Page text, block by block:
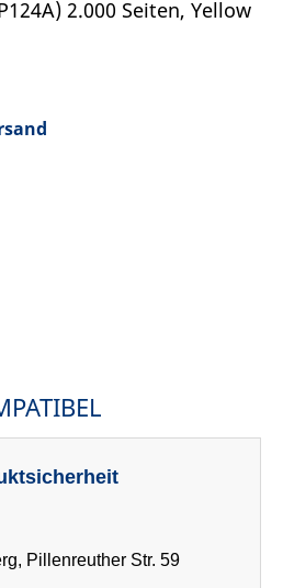
2.000 Seiten, Yellow
Pillenreuther Str. 59